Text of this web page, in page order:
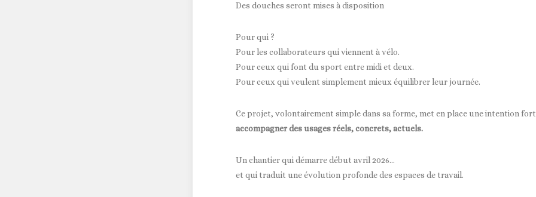
Des douches seront mises à disposition
Pour qui ?
Pour les collaborateurs qui viennent à vélo.
Pour ceux qui font du sport entre midi et deux.
Pour ceux qui veulent simplement mieux équilibrer leur journée.
Ce projet, volontairement simple dans sa forme, met en place une intention
accompagner des usages réels, concrets, actuels.
Un chantier qui démarre début avril 2026…
et qui traduit une évolution profonde des espaces de travail.